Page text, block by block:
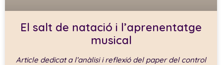
El salt de natació i l’aprenentatge
musical
Article dedicat a l’anàlisi i reflexió del paper del control